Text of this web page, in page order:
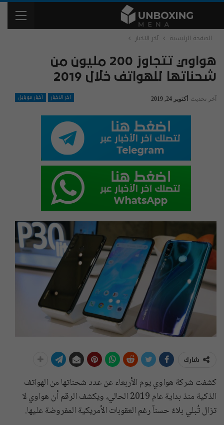
الصفحة الرئيسية آخر الاخبار
هواوي تتجاوز 200 مليون من
شحناتها للهواتف خلال 2019
آخر الاخبار أخبار موبايل آخر تحديث أكتوبر 24, 2019
شارك
كشفت شركة هواوي يوم الأربعاء عن عدد شحناتها من الهواتف
الذكية منذ بداية عام 2019 الحالي، ويكشف الرقم أن هواوي لا
تزال تُبلي بلاءً حسناً رغم العقوبات الأمريكية المفروضة عليها.